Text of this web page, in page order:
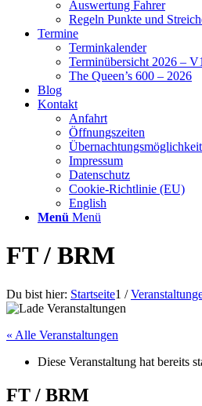
Auswertung Fahrer
Regeln Punkte und
Termine
Terminkalender
Terminübersicht 2026 –
The Queen’s 600 – 2026
Blog
Kontakt
Anfahrt
Öffnungszeiten
Impressum
Datenschutz
Cookie-Richtlinie (EU)
English
Menü Menü
FT / BRM
Du bist hier: Startseite1 /
« Alle Veranstaltungen
Diese Veranstaltung hat bereits
FT / BRM